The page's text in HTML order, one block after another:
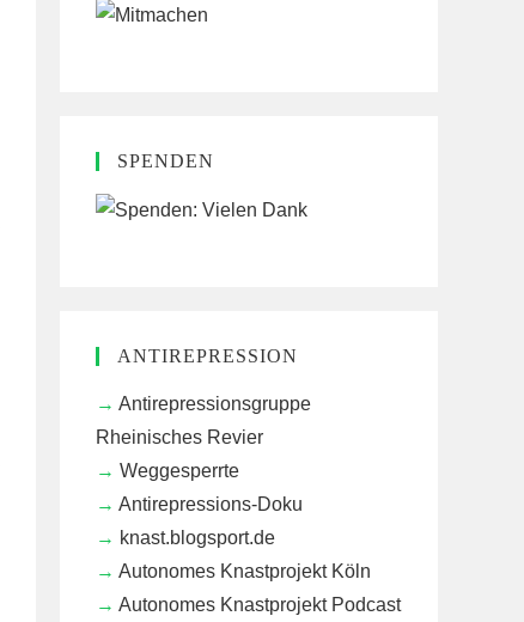
SPENDEN
ANTIREPRESSION
Antirepressionsgruppe
Rheinisches Revier
Weggesperrte
Antirepressions-Doku
knast.blogsport.de
Autonomes Knastprojekt Köln
Autonomes Knastprojekt Podcast